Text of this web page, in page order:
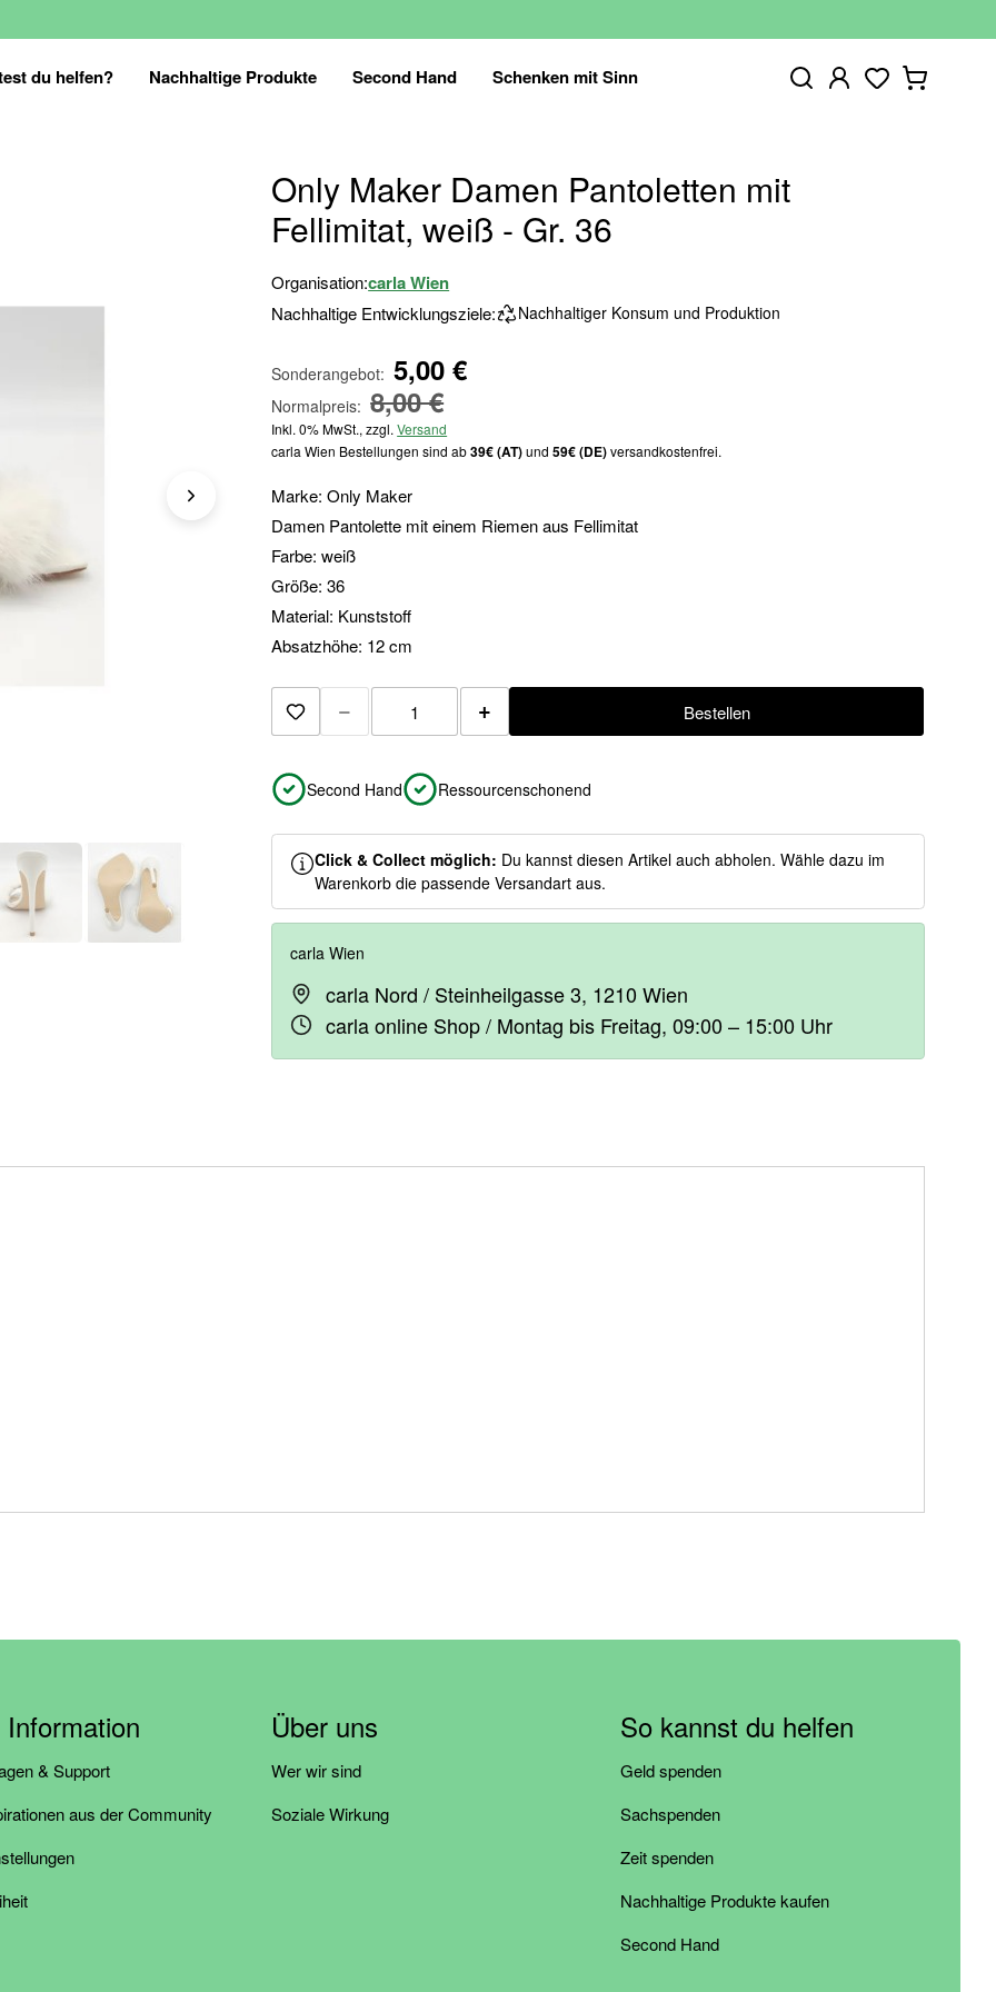
du helfen? Nachhaltige Produkte Second Hand Schenken mit Sinn
Only Maker Damen Pantoletten mit
Fellimitat, weiß - Gr. 36
Organisation:carla Wien
Nachhaltige Entwicklungsziele: Nachhaltiger Konsum und Produktion
Sonderangebot 5,00 €
Normalpreis 8,00 €
Inkl. 0% MwSt., zzgl.Versand
carla Wien Bestellungen sind ab39€ (AT)und59€ (DE)versandkostenfrei.
Marke: Only Maker
Damen Pantolette mit einem Riemen aus Fellimitat
Farbe: weiß
Größe: 36
Material: Kunststoff
Absatzhöhe: 12 cm
Zur Merkliste hinzufügen
− + Bestellen
Second Hand Ressourcenschonend
Click & Collect möglich: Du kannst diesen Artikel auch abholen. Wähle dazu im
Warenkorb die passende Versandart aus.
carla Wien
carla Nord / Steinheilgasse 3, 1210 Wien
carla online Shop / Montag bis Freitag, 09:00 – 15:00 Uhr
& Support
aus der Community
Über uns
Wer wir sind
Soziale Wirkung
So kannst du helfen
Geld spenden
Sachspenden
Zeit spenden
Nachhaltige Produkte kaufen
Second Hand